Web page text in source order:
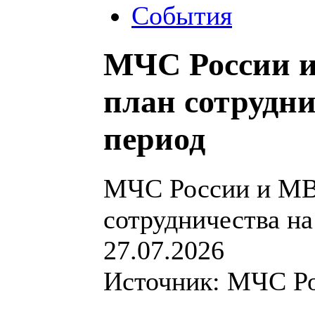
События
МЧС России
план
период
МЧС России и
сотрудничества
27.07.2026
Источник: МЧС